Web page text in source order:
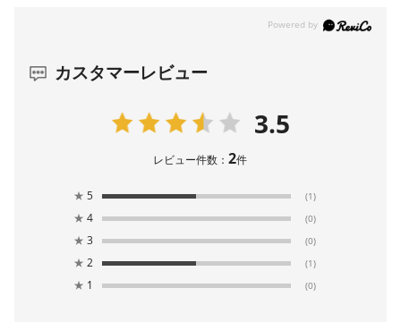
カスタマーレビュー
3.5
レビュー件数：2件
★ 5 (1)
★ 4 (0)
★ 3 (0)
★ 2 (1)
★ 1 (0)